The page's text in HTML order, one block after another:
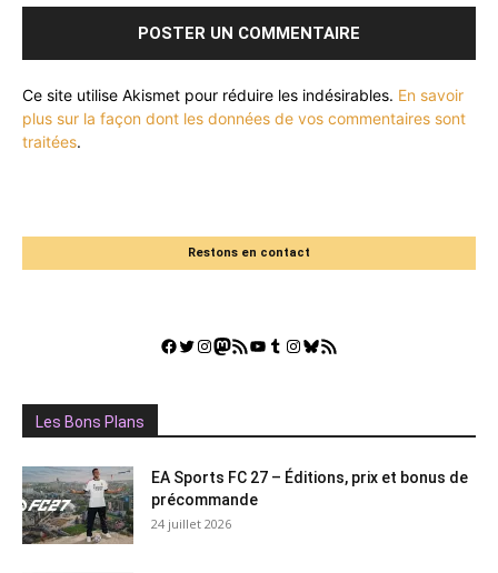
Ce site utilise Akismet pour réduire les indésirables. En savoir
plus sur la façon dont les données de vos commentaires sont
traitées.
Restons en contact
Facebook
Twitter
Instagram
Mastodon
Flux RSSYouTube
Tumblr
Instagram
Bluesky
GestGame
Les Bons Plans
EA Sports FC 27 – Éditions, prix et bonus de
précommande
24 juillet 2026